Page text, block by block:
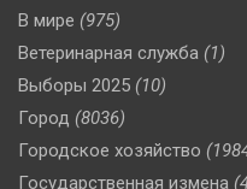
В мире (975)
Ветеринарная служба (1)
Выборы 2025 (10)
Город (8036)
Городское хозяйство
Государственная измена